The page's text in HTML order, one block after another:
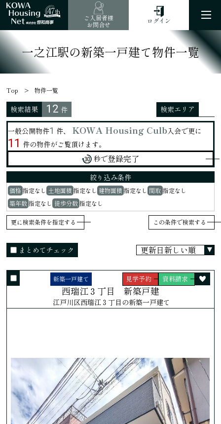
47th
ご入居者様
お問合せ
ログイン
一之江駅の新築一戸建て物件一覧
Top 物件一覧
検索結果 12 件 検索エリア
一般公開物件1 件、 KOWA Housing Culb入会で更に
11 件の物件がご覧頂けます。
秒で登録完了
絞り込み条件
価格 指定なし 土地面積 指定なし 建物面積 指定なし 間取 指定なし
築年数 指定なし 徒歩分数指定なし
更に検索条件を指定する
まとめてチェック
新築一戸建て
西瑞江３丁目 新築戸建
江戸川区西瑞江３丁目の新築一戸建て
見学予約 資料請求